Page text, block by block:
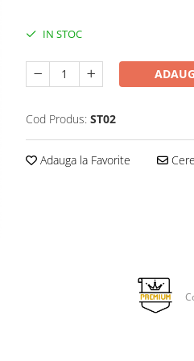
IN STOC
Cod Produs: ST02
Adauga la Favorite